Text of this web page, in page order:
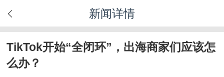
新闻详情
TikTok开始“全闭环”，出海商家们应该怎
么办？